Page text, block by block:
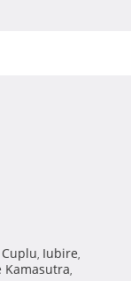
Cuplu, Iubire,
Kamasutra,